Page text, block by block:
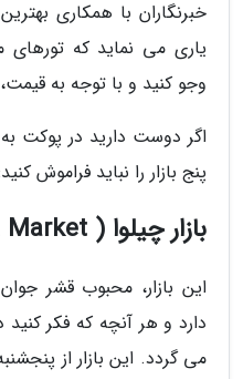
خبرنگاران با همکاری
یاری می نماید که
وجو کنید و با توجه به قیمت،
اگر دوست دارید در پوکت
پنج بازار را نباید فراموش
بازار چیلوا ( Chillva Market )
این بازار، محبوب قشر
دارد و هر آنچه که فکر